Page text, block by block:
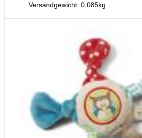
Versandgewicht: 0,085kg